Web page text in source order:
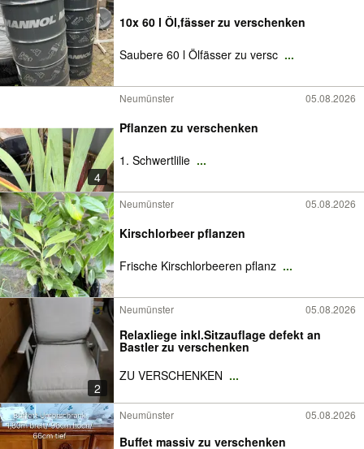
10x 60 l Öl,fässer zu verschenken
Saubere 60 l Ölfässer zu versc ...
4
Neumünster 05.08.2026
Pflanzen zu verschenken
1. Schwertlilie ...
Neumünster 05.08.2026
Kirschlorbeer pflanzen
Frische Kirschlorbeeren pflanz ...
2
Neumünster 05.08.2026
Relaxliege inkl.Sitzauflage defekt an
Bastler zu verschenken
ZU VERSCHENKEN ...
Neumünster 05.08.2026
Buffet massiv zu verschenken